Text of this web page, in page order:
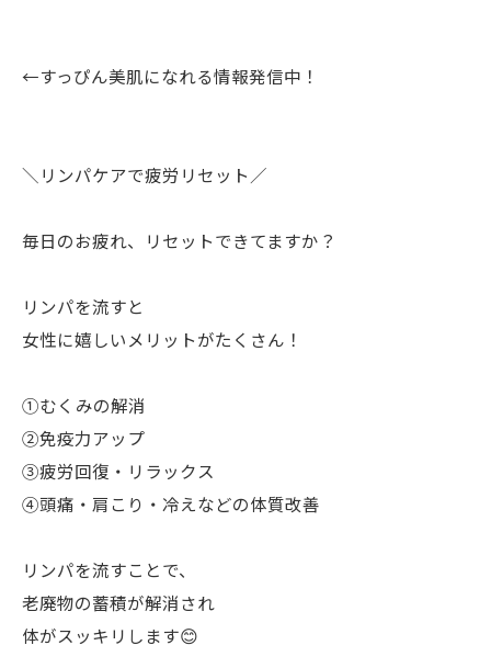
←すっぴん美肌になれる情報発信中！
＼リンパケアで疲労リセット／
毎日のお疲れ、リセットできてますか？
リンパを流すと
女性に嬉しいメリットがたくさん！
①むくみの解消
②免疫力アップ
③疲労回復・リラックス
④頭痛・肩こり・冷えなどの体質改善
リンパを流すことで、
老廃物の蓄積が解消され
体がスッキリします😊